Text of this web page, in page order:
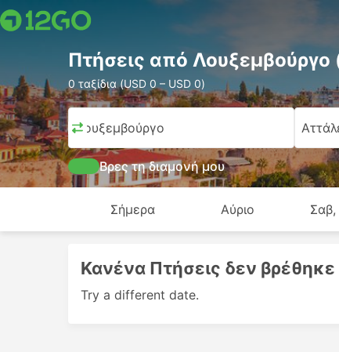
Πτήσεις από
0 ταξίδια (USD 0 – USD 0)
Λουξεμβούργο
Βρες τη διαμονή μου
Σήμερα Αύριο
Κανένα Πτήσεις δεν
Try a different date.